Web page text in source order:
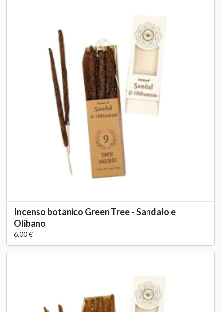
Incenso botanico Green Tree - Sandalo e
Olibano
6,00 €